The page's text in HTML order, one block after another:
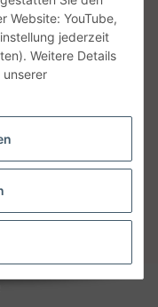
Website: YouTube,
jederzeit
Weitere Details
unserer